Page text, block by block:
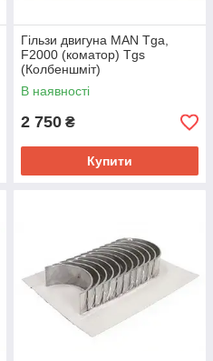
Гільзи двигуна MAN Tga,
F2000 (коматор) Tgs
(Колбеншміт)
В наявності
2 750 ₴
Купити